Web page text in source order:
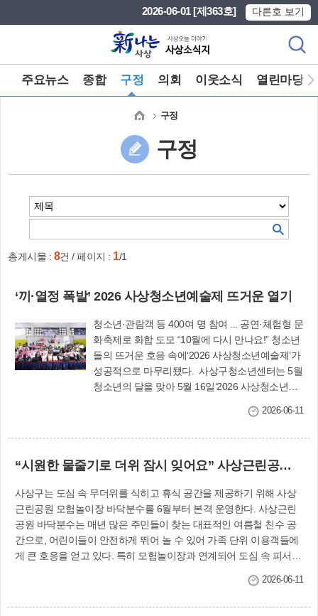
2026-06-01 [제363호] 다른호 보기
주요뉴스 종합 구정 의회 이웃소식 열린마당
구정
구정
총게시물 : 8건 / 페이지 : 1/1
‘끼·열정 폭발’ 2026 사상청소년예술제 뜨거운 열기
청소년·관람객 등 400여 명 참여 ... 공연·체험형 문
화축제로 화합 도모 “10월에 다시 만나요!” 청소년
들의 뜨거운 호응 속에‘2026 사상청소년예술제’가
성공적으로 마무리됐다. 사상구청소년센터는 5월
청소년의 달을 맞아 5월 16일‘2026 사상청소년예
다. ‘All Round Festa’ 행사에는 지역 청소년들과
가졌다. 예술제 무대에서는 치어리딩, 뮤지컬, 바
의 열정적인 공연이 이어지며 큰 호응을 얻었다.
청소년들은 다양한 재능과 끼를 마음껏 발산하며
축제 분위기를 뜨겁게 달궜다. 행사장에는 청소년
동아리와 사상구정신건강복지센터, 사상구·사하
구 학교밖청소년지원센터, 사하구 문화의 집, 진로
교육지원센터 등 유관기관이 참여한 15개 체험부
미래 직업 무드등 만들기, 정신건강 OX퀴즈, 마음
2026-06-11
“시원한 물줄기로 더위 잠시 잊어요” 사상근린공원 바닥분수 6월부터 운영
사상구는 도심 속 무더위를 식히고 휴식 공간을 제공하기 위해 사상
근린공원 모험놀이장 바닥분수를 6월부터 본격 운영한다. 사상근린
공원 바닥분수는 매년 많은 주민들이 찾는 대표적인 여름철 친수 공
간으로, 어린이들이 안전하게 뛰어 놀 수 있어 가족 단위 이용객들에
게 큰 호응을 얻고 있다. 특히 모험놀이장과 연계되어 도심 속 피서지
전 11시, 오후 1시·3시·5시 하루 4회씩 30분간 가동하며, 무더위가 절
2026-06-11